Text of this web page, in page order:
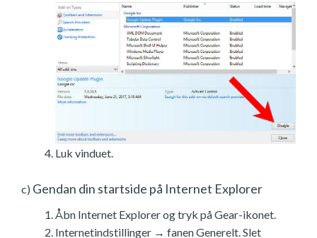
Luk vinduet.
c) Gendan din startside på Internet Explorer
Åbn Internet Explorer og tryk på Gear-ikonet.
Internetindstillinger → fanen Generelt. Slet